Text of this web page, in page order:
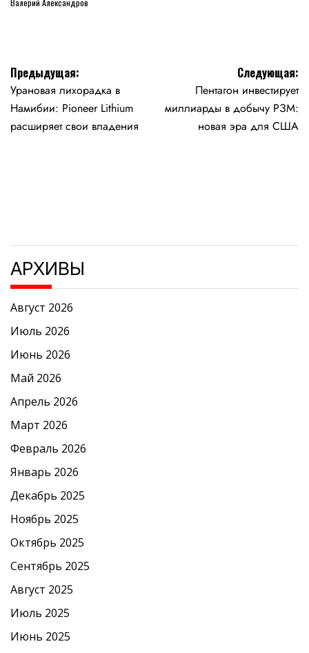
Валерий Александров
Навигация
по
записям
Предыдущая:
Урановая лихорадка в
Намибии: Pioneer Lithium
расширяет свои владения
Следующая:
Пентагон инвестирует
миллиарды в добычу РЗМ:
новая эра для США
АРХИВЫ
Август 2026
Июль 2026
Июнь 2026
Май 2026
Апрель 2026
Март 2026
Февраль 2026
Январь 2026
Декабрь 2025
Ноябрь 2025
Октябрь 2025
Сентябрь 2025
Август 2025
Июль 2025
Июнь 2025